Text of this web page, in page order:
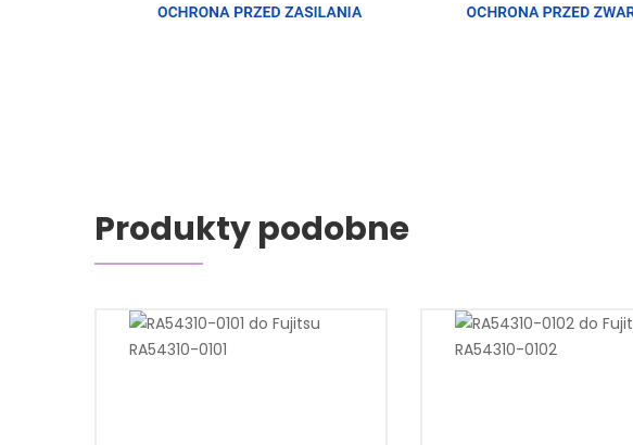
Produkty podobne